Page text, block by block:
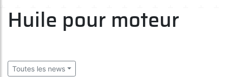
Huile pour moteur
Toutes les news